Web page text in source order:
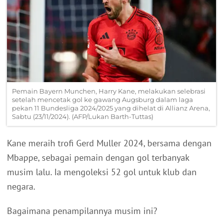
Pemain Bayern Munchen, Harry Kane, melakukan selebrasi
setelah mencetak gol ke gawang Augsburg dalam laga
pekan 11 Bundesliga 2024/2025 yang dihelat di Allianz Arena,
Sabtu (23/11/2024). (AFP/Lukan Barth-Tuttas)
Kane meraih trofi Gerd Muller 2024, bersama dengan
Mbappe, sebagai pemain dengan gol terbanyak
musim lalu. Ia mengoleksi 52 gol untuk klub dan
negara.
Bagaimana penampilannya musim ini?